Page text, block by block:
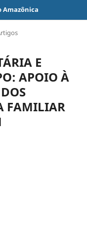
Amazônica
E
APOIO À
FAMILIAR